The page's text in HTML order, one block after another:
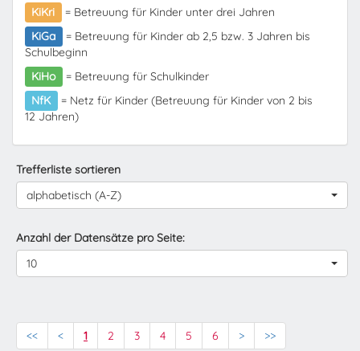
KiKri
= Betreuung für Kinder unter drei Jahren
KiGa
= Betreuung für Kinder ab 2,5 bzw. 3 Jahren bis
Schulbeginn
KiHo
= Betreuung für Schulkinder
NfK
= Netz für Kinder (Betreuung für Kinder von 2 bis
12 Jahren)
Trefferliste sortieren
alphabetisch (A-Z)
Anzahl der Datensätze pro Seite:
10
<< < 1 2 3 4 5 6 > >>